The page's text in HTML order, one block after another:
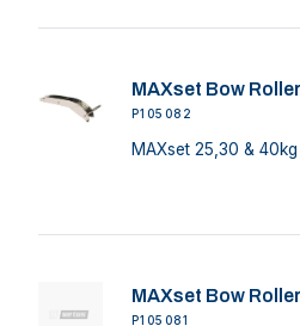
MAXset Bow
P105082
MAXset 25,30 &
MAXset Bow
P105081